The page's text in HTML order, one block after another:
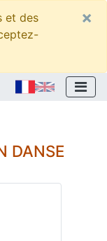
et des
×
DANSE